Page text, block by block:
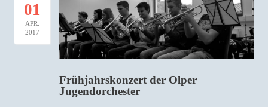
01
APR.
2017
Frühjahrskonzert der Olper
Jugendorchester